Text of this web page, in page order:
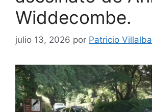
Widdecombe.
julio 13, 2026 por Patricio Villalba